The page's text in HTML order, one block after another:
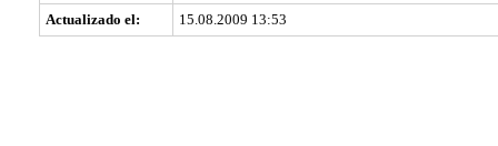
Actualizado el:
15.08.2009 13:53